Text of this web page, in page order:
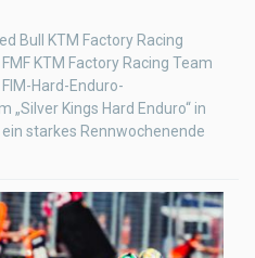
Bull KTM Factory Racing
KTM Factory Racing Team
Hard-Enduro-
Kings Hard Enduro“ in
starkes Rennwochenende